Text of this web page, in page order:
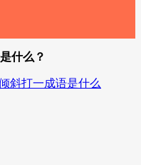
什么？
斜打一成语是什么